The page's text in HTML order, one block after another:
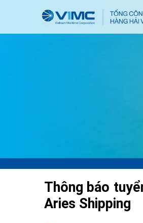
Thông báo
Aries Shipping